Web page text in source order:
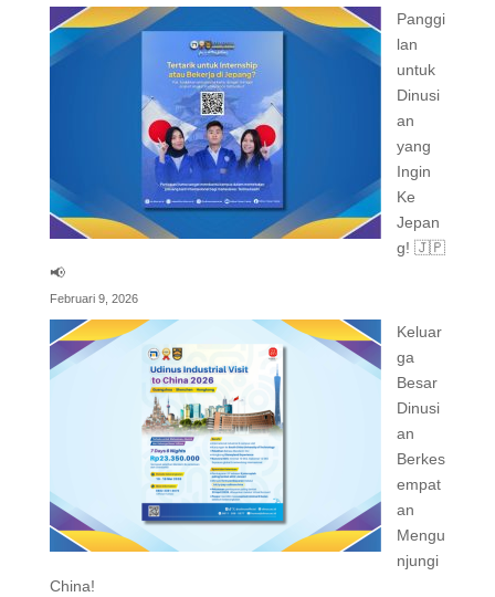
Panggi
lan
untuk
Dinusi
an
yang
Ingin
Ke
Jepan
g! 🇯🇵
📢
Februari 9, 2026
Keluar
ga
Besar
Dinusi
an
Berkes
empat
an
Mengu
njungi
China!